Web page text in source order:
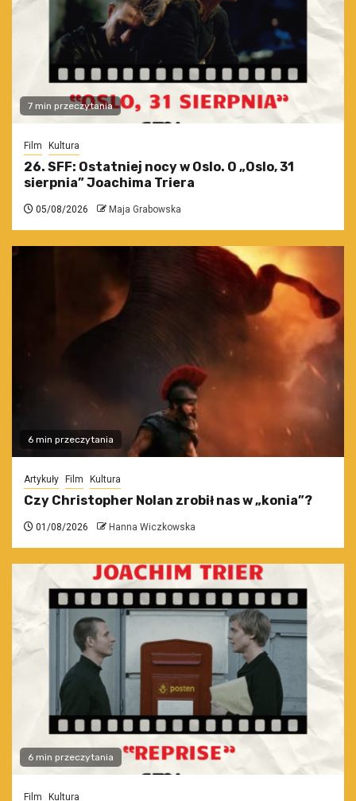
7 min przeczytania
Film Kultura
26. SFF: Ostatniej nocy w Oslo. O „Oslo, 31
sierpnia” Joachima Triera
05/08/2026 Maja Grabowska
6 min przeczytania
Artykuły Film Kultura
Czy Christopher Nolan zrobił nas w „konia”?
01/08/2026 Hanna Wiczkowska
6 min przeczytania
Film Kultura